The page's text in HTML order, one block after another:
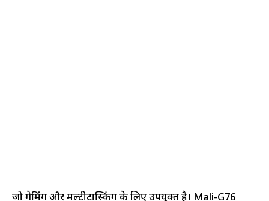
जो गेमिंग और मल्टीटास्किंग के लिए उपयुक्त है। Mali-G76